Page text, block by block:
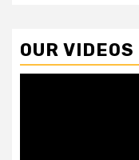
OUR VIDEOS